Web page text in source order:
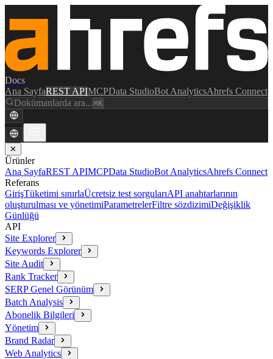
Docs
Ana SayfaREST APIMCPData StudioBot AnalyticsAhrefs Connect
Dokümanlarda ara...⌘K
✕
Ürünler
Ana SayfaREST APIMCPData StudioBot AnalyticsAhrefs Connect
Referans
GirişTüketimi sınırlaÜcretsiz test sorgularıAPI anahtarlarının
oluşturulması ve yönetimiParametrelerFiltre sözdizimiDeğişiklik
Günlüğü
API
Site Explorer
Keywords Explorer
Site Audit
Rank Tracker
SERP Genel Görünüm
Batch Analysis
Abonelik Bilgileri
Yönetim
Brand Radar
Web Analytics